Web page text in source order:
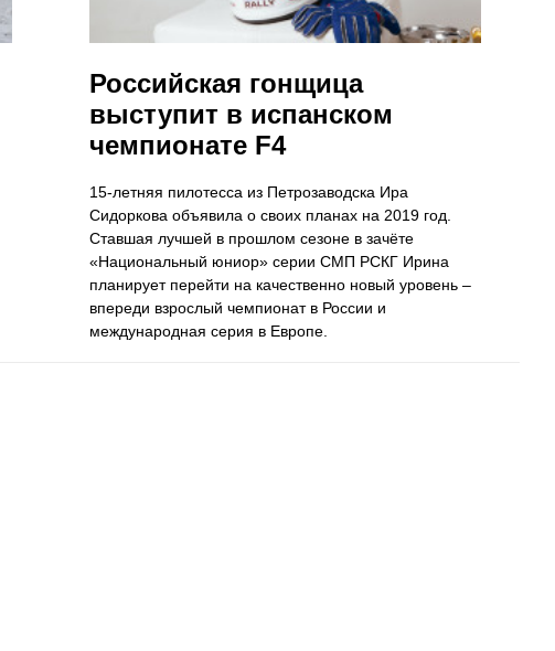
Российская гонщица
выступит в испанском
чемпионате F4
15-летняя пилотесса из Петрозаводска Ира
Сидоркова объявила о своих планах на 2019 год.
Ставшая лучшей в прошлом сезоне в зачёте
«Национальный юниор» серии СМП РСКГ Ирина
планирует перейти на качественно новый уровень –
впереди взрослый чемпионат в России и
международная серия в Европе.